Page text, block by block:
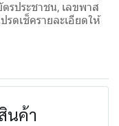
รประชาชน, เลขพาส
ดเช็ครายละเอียดให้
นค้า